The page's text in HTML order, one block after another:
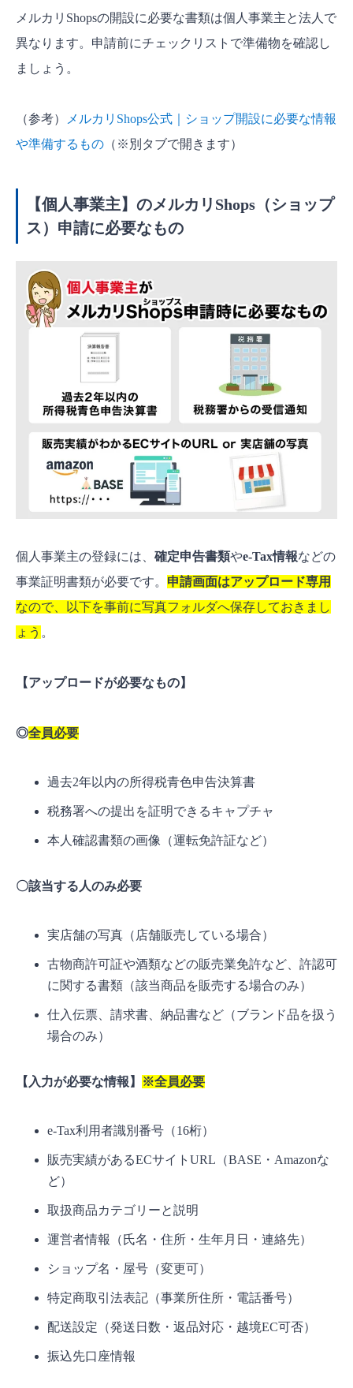
メルカリShopsの開設に必要な書類は個人事業主と法人で
異なります。申請前にチェックリストで準備物を確認し
ましょう。
（参考）
メルカリShops公式｜ショップ開設に必要な情報
や準備するもの （※別タブで開きます）
【個人事業主】のメルカリShops（ショップ
ス）申請に必要なもの
個人事業主の登録には、 確定申告書類やe-Tax情報などの
事業証明書類が必要です。 申請画面はアップロード専用
なので、以下を事前に写真フォルダへ保存しておきまし
ょう 。
【アップロードが必要なもの】
◎全員必要
過去2年以内の所得税青色申告決算書
税務署への提出を証明できるキャプチャ
本人確認書類の画像（運転免許証など）
〇該当する人のみ必要
実店舗の写真（店舗販売している場合）
古物商許可証や酒類などの販売業免許など、許認可
に関する書類（該当商品を販売する場合のみ）
仕入伝票、請求書、納品書など（ブランド品を扱う
場合のみ）
【入力が必要な情報】 ※全員必要
e-Tax利用者識別番号（16桁）
販売実績があるECサイトURL（BASE・Amazonな
ど）
取扱商品カテゴリーと説明
運営者情報（氏名・住所・生年月日・連絡先）
ショップ名・屋号（変更可）
特定商取引法表記（事業所住所・電話番号）
配送設定（発送日数・返品対応・越境EC可否）
振込先口座情報